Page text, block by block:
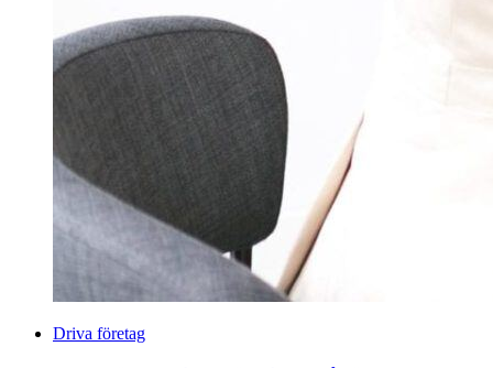
Driva företag